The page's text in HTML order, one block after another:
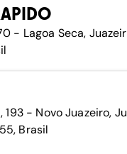
- Lagoa Seca,
193 - Novo Juazeiro,
Brasil